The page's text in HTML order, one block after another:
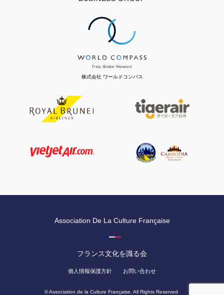
株式会社 ワールドコンパス
Association De La Culture Française
フランス文化を識る会
個人情報保護方針 お問い合わせ
© Association de la Culture Française. All Rights Reserved.